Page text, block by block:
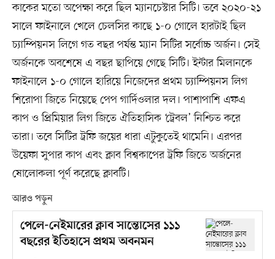
কাকের মতো অপেক্ষা করে ছিল ম্যানচেস্টার সিটি। তবে ২০২০-২১
সালে ফাইনালে খেলে চেলসির কাছে ১-০ গোলে হারটাই ছিল
চ্যাম্পিয়নস লিগে গত বছর পর্যন্ত ম্যান সিটির সর্বোচ্চ অর্জন। সেই
অর্জনকে অবশেষে এ বছর ছাপিয়ে গেছে সিটি। ইন্টার মিলানকে
ফাইনালে ১-০ গোলে হারিয়ে নিজেদের প্রথম চ্যাম্পিয়নস লিগ
শিরোপা জিতে নিয়েছে পেপ গার্দিওলার দল। পাশাপাশি এফএ
কাপ ও প্রিমিয়ার লিগ জিতে ঐতিহাসিক ‘ট্রেবল’ নিশ্চিত করে
তারা। তবে সিটির ট্রফি জয়ের ধারা এটুকুতেই থামেনি। এরপর
উয়েফা সুপার কাপ এবং ক্লাব বিশ্বকাপের ট্রফি জিতে অর্জনের
ষোলোকলা পূর্ণ করেছে ক্লাবটি।
আরও পড়ুন
পেলে-নেইমারের ক্লাব সান্তোসের ১১১
বছরের ইতিহাসে প্রথম অবনমন